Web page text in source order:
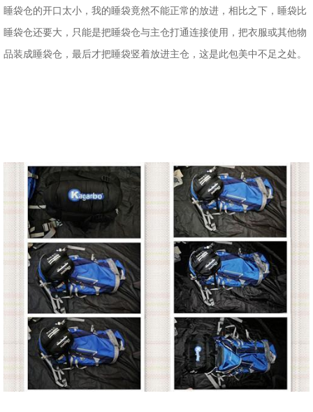
睡袋仓的开口太小，我的睡袋竟然不能正常的放进，相比之下，睡袋比
睡袋仓还要大，只能是把睡袋仓与主仓打通连接使用，把衣服或其他物
品装成睡袋仓，最后才把睡袋竖着放进主仓，这是此包美中不足之处。